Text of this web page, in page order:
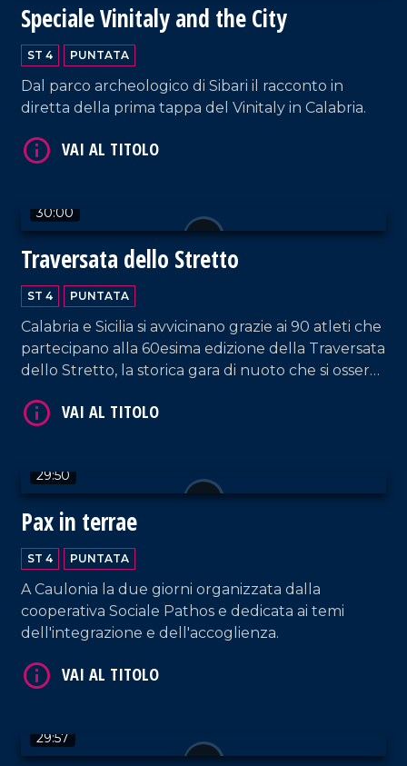
Speciale Vinitaly and the City
ST 4 PUNTATA
Dal parco archeologico di Sibari il racconto in
diretta della prima tappa del Vinitaly in Calabria.
30:00
Traversata dello Stretto
ST 4 PUNTATA
Calabria e Sicilia si avvicinano grazie ai 90 atleti che
partecipano alla 60esima edizione della Traversata
dello Stretto, la storica gara di nuoto che si osserva
29:50
Pax in terrae
ST 4 PUNTATA
A Caulonia la due giorni organizzata dalla
cooperativa Sociale Pathos e dedicata ai temi
dell'integrazione e dell'accoglienza.
29:57
VAI AL TITOLO
VAI AL TITOLO